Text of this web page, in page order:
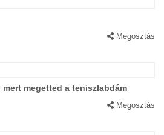
Megosztás
mert megetted a teniszlabdám
Megosztás